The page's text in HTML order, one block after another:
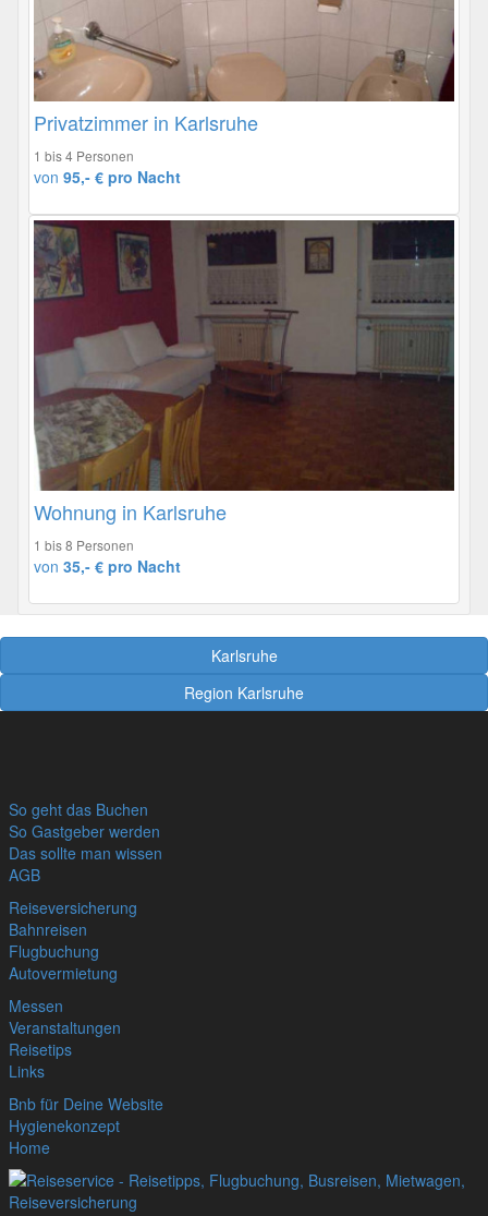
Privatzimmer in Karlsruhe
1 bis 4 Personen
von 95,- € pro Nacht
Wohnung in Karlsruhe
1 bis 8 Personen
von 35,- € pro Nacht
Karlsruhe
Region Karlsruhe
So geht das Buchen
So Gastgeber werden
Das sollte man wissen
AGB
Reiseversicherung
Bahnreisen
Flugbuchung
Autovermietung
Messen
Veranstaltungen
Reisetips
Links
Bnb für Deine Website
Hygienekonzept
Home